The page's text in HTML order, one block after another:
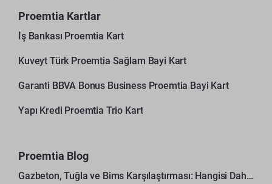
Proemtia Kartlar
İş Bankası Proemtia Kart
Kuveyt Türk Proemtia Sağlam Bayi Kart
Garanti BBVA Bonus Business Proemtia Bayi Kart
Yapı Kredi Proemtia Trio Kart
Proemtia Blog
Gazbeton, Tuğla ve Bims Karşılaştırması: Hangisi Daha Avantajlı?